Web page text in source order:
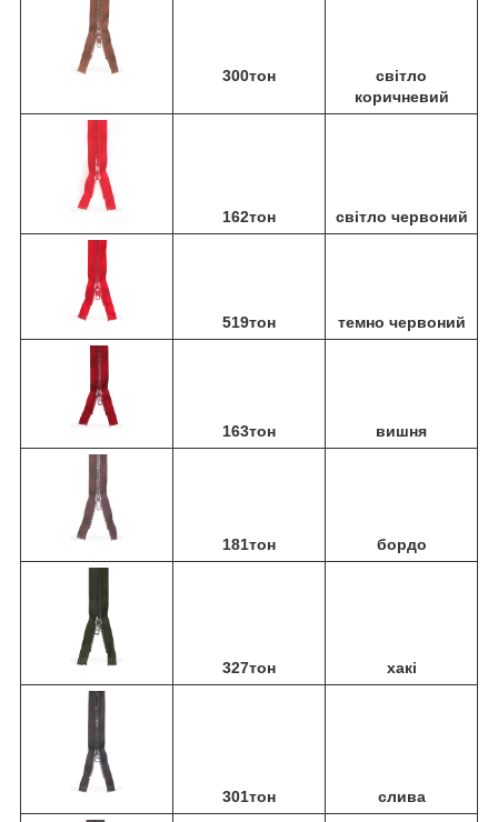
300тон
світло
коричневий
162тон світло червоний
519тон темно червоний
163тон вишня
181тон бордо
327тон хакі
301тон слива